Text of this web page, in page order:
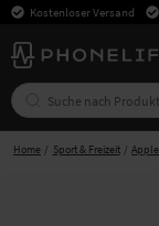
Kostenloser Versand
Home Sport & Freizeit